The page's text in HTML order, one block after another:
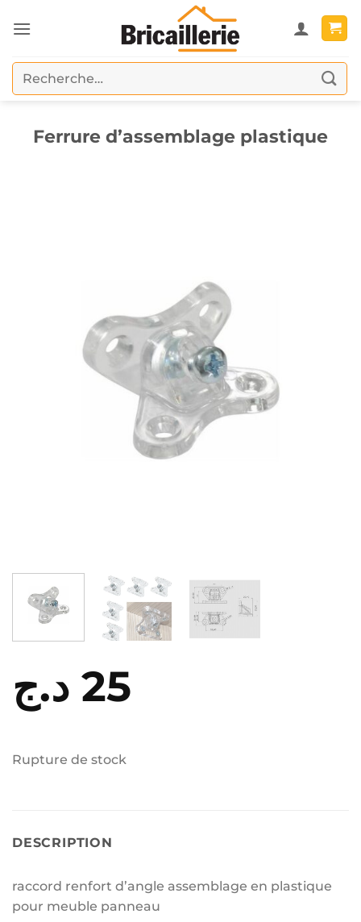
au
Recherche
pour :
Ferrure d’assemblage plastique
25 د.ج
Rupture de stock
DESCRIPTION
raccord renfort d’angle assemblage en plastique
pour meuble panneau